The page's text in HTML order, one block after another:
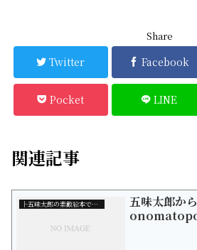
Share
Twitter Facebook
Pocket LINE
関連記事
├五味太郎の素敵絵本で学ぶ英語
五味太郎か